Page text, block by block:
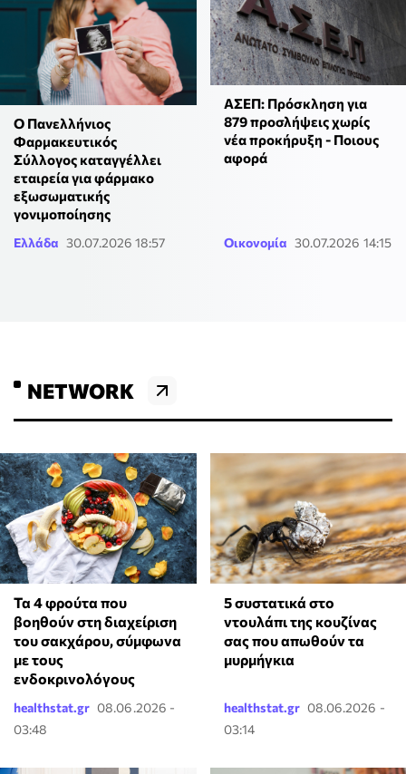
Ο Πανελλήνιος
Φαρμακευτικός
Σύλλογος καταγγέλλει
εταιρεία για φάρμακο
εξωσωματικής
γονιμοποίησης
Ελλάδα 30.07.2026 18:57
ΑΣΕΠ: Πρόσκληση για
879 προσλήψεις χωρίς
νέα προκήρυξη - Ποιους
αφορά
Οικονομία 30.07.2026 14:15
NETWORK
Τα 4 φρούτα που
βοηθούν στη διαχείριση
του σακχάρου, σύμφωνα
με τους
ενδοκρινολόγους
healthstat.gr 08.06.2026 -
03:48
⁠5 συστατικά στο
ντουλάπι της κουζίνας
σας που απωθούν τα
μυρμήγκια
healthstat.gr 08.06.2026 -
03:14